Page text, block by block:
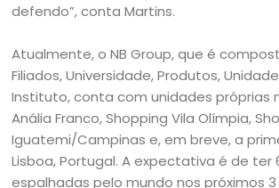
defendo”, conta Martins.
Atualmente, o NB Group, que é
Filiados, Universidade, Produtos,
Instituto, conta com unidades próprias
Anália Franco, Shopping Vila Olímpia,
Iguatemi/Campinas e, em breve, a
Lisboa, Portugal. A expectativa é de ter
espalhadas pelo mundo nos próximos 3